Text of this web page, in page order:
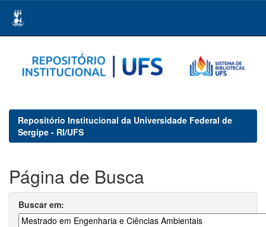
navigation
Repositório Institucional da Universidade Federal de
Sergipe - RI/UFS
Página de Busca
Buscar em: